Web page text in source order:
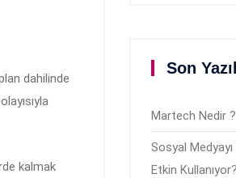
dahilinde
kalmak
Son
Martech Nedir ?
Sosyal Medyayı
Etkin Kullanıyor?